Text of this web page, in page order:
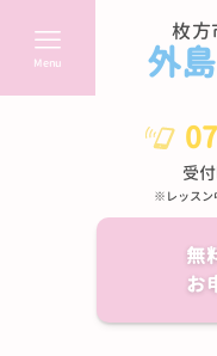
枚方
外
Menu
受
※レッスン
無
お